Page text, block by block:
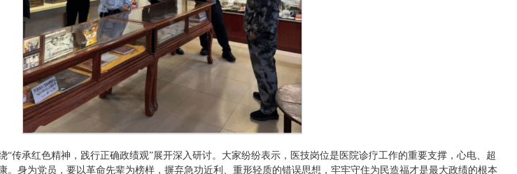
“传承红色精神，践行正确政绩观”展开深入研讨。大家纷纷表示，医技岗位是医院诊疗工作的重要支撑，心电、超
。身为党员，要以革命先辈为榜样，摒弃急功近利、重形轻质的错误思想，牢牢守住为民造福才是最大政绩的根本